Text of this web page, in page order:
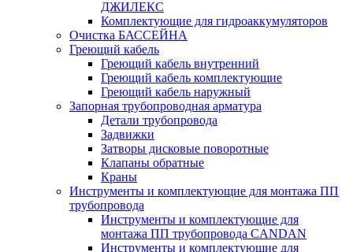
ДЖИЛЕКС
Комплектующие для гидроаккумуляторов
Очистка БАССЕЙНА
Греющий кабель
Греющий кабель внутренний
Греющий кабель комплектующие
Греющий кабель наружный
Запорная трубопроводная арматура
Детали трубопровода
Задвижки
Затворы дисковые поворотные
Клапаны обратные
Краны
Инструменты и комплектующие для монтажа ПП
трубопровода
Инструменты и комплектующие для
монтажа ПП трубопровода CANDAN
Инструменты и комплектующие для